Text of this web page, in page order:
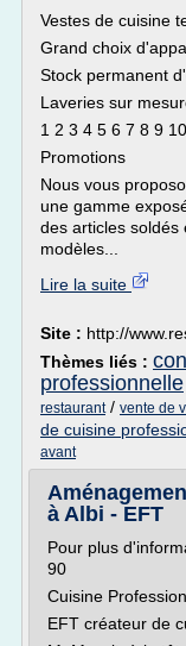
Vestes de cuisine
Grand choix
Stock permanent
Laveries sur
1 2 3 4 5 6 7 8 9
Promotions
Nous vous
une gamme
des articles soldés
modèles...
Lire la suite
Site : http://
Thèmes liés :
professionnelle
restaurant/ vente de
de cuisine
avant
à Albi - EFT
Pour plus
90
Cuisine
EFT créateur de